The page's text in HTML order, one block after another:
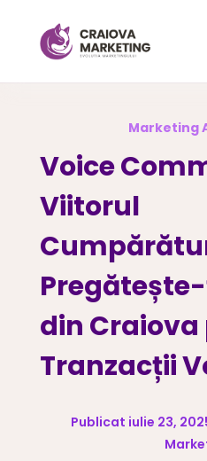
Marketing
Voice
Viitorul
din
Tranzacții
Publicat iulie 23,